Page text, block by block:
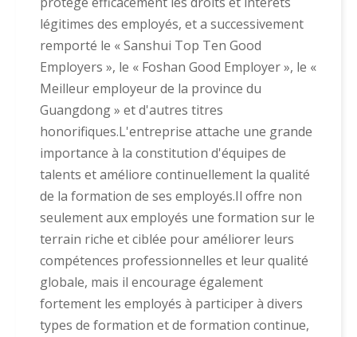
légitimes des employés, et a successivement
remporté le « Sanshui Top Ten Good
Employers », le « Foshan Good Employer », le «
Meilleur employeur de la province du
Guangdong » et d'autres titres
honorifiques.L'entreprise attache une grande
importance à la constitution d'équipes de
talents et améliore continuellement la qualité
de la formation de ses employés.Il offre non
seulement aux employés une formation sur le
terrain riche et ciblée pour améliorer leurs
compétences professionnelles et leur qualité
globale, mais il encourage également
fortement les employés à participer à divers
types de formation et de formation continue,